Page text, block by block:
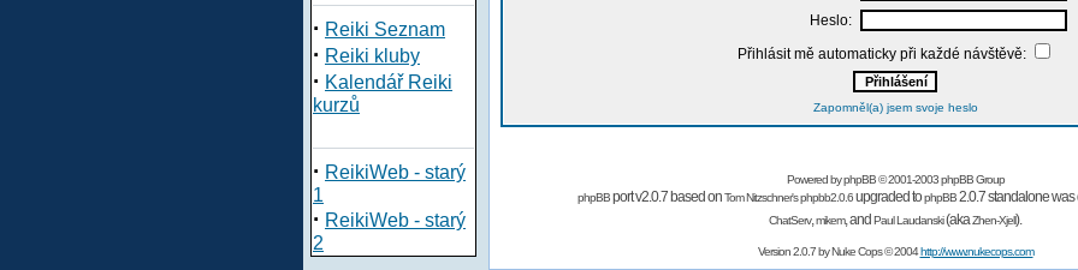
· Reiki Seznam
· Reiki kluby
· Kalendář Reiki
kurzů
· ReikiWeb - starý
1
· ReikiWeb - starý
2
Heslo:
Přihlásit mě automaticky při každé návštěvě:
Zapomněl(a) jsem svoje heslo
Powered byphpBB© 2001-2003 phpBB Group
phpBBport v2.0.7 based onTom Nitzschner'sphpbb2.0.6upgraded tophpBB2.0.7 standalone
ChatServ,mikem,and Paul Laudanski(akaZhen-Xjell).
Version 2.0.7 byNuke Cops© 2004http://www.nukecops.com